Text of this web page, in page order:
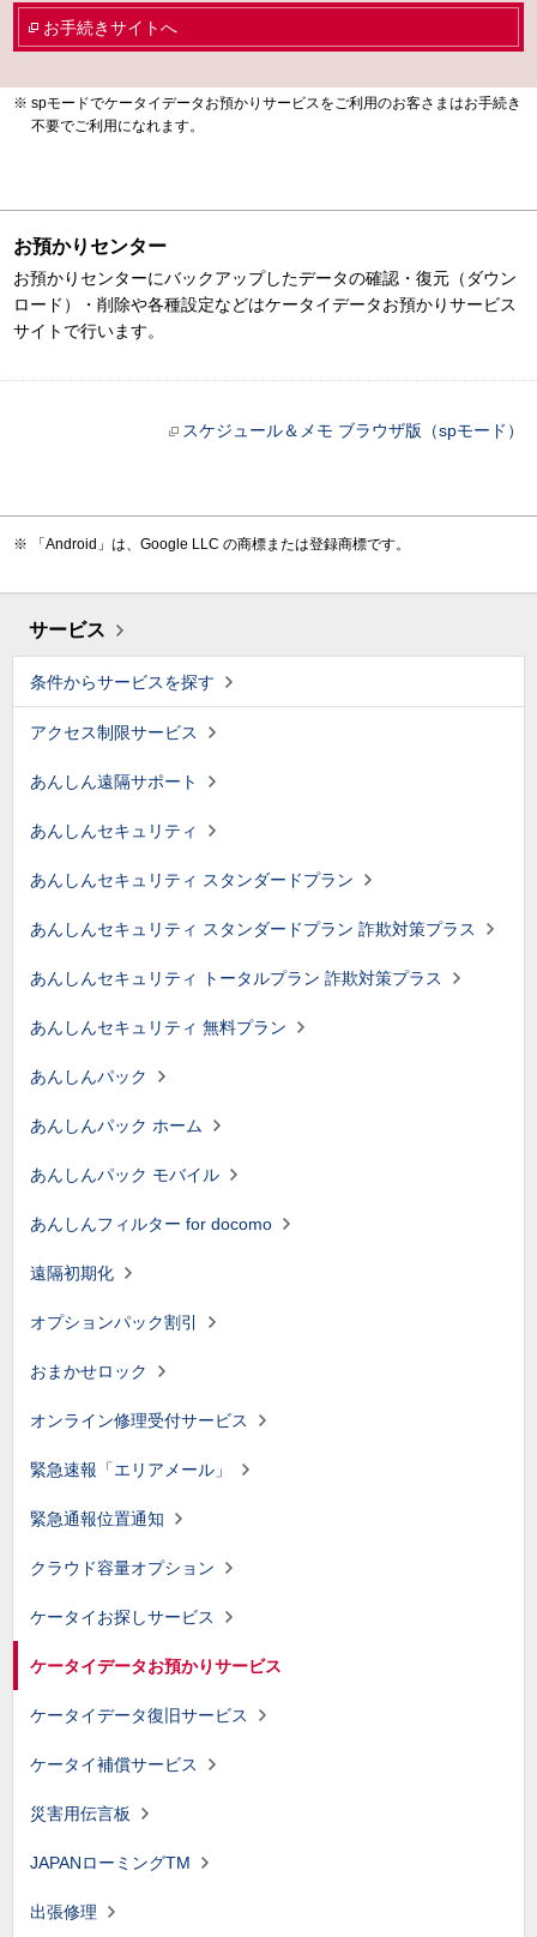
お手続きサイトへ
spモードでケータイデータお預かりサービスをご利用のお客さまはお手続き
不要でご利用になれます。
お預かりセンター
お預かりセンターにバックアップしたデータの確認・復元（ダウン
ロード）・削除や各種設定などはケータイデータお預かりサービス
サイトで行います。
スケジュール＆メモ ブラウザ版（spモード）
「Android」は、Google LLC の商標または登録商標です。
サービス
条件からサービスを探す
アクセス制限サービス
あんしん遠隔サポート
あんしんセキュリティ
あんしんセキュリティ スタンダードプラン
あんしんセキュリティ スタンダードプラン 詐欺対策プラス
あんしんセキュリティ トータルプラン 詐欺対策プラス
あんしんセキュリティ 無料プラン
あんしんパック
あんしんパック ホーム
あんしんパック モバイル
あんしんフィルター for docomo
遠隔初期化
オプションパック割引
おまかせロック
オンライン修理受付サービス
緊急速報「エリアメール」
緊急通報位置通知
クラウド容量オプション
ケータイお探しサービス
ケータイデータお預かりサービス
ケータイデータ復旧サービス
ケータイ補償サービス
災害用伝言板
JAPANローミングTM
出張修理